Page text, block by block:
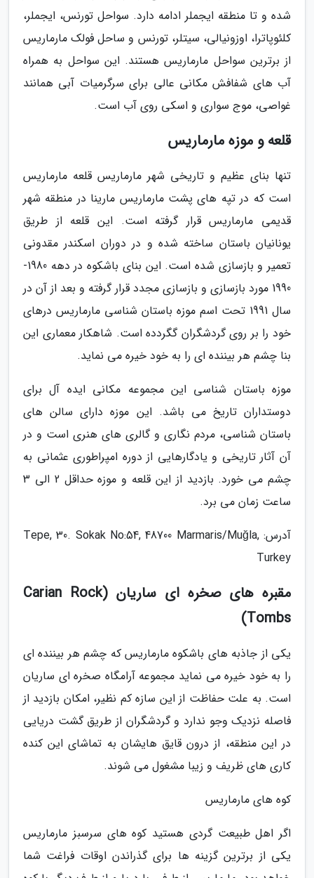
شده و تا منطقه ایجملر ادامه دارد. سواحل تورنس، ایجملر،
کلئوپاترا، اوزونیالی، سیتلر، تورنس و ساحل فولک مارماریس
از برترین سواحل مارماریس هستند. این سواحل به همراه
آب های شفافش مکانی عالی برای سرگرمیات آبی همانند
غواصی، موج سواری و اسکی روی آب است.
قلعه و موزه مارماریس
تنها بنای عظیم و تاریخی شهر مارماریس قلعه مارماریس
است که در تپه های پشت مارماریس مارینا در منطقه شهر
قدیمی مارماریس قرار گرفته است. این قلعه از طریق
یونانیان باستان ساخته شده و در دوران اسکندر مقدونی
تعمیر و بازسازی شده است. این بنای باشکوه در دهه 1980-
1990 مورد بازسازی و بازسازی مجدد قرار گرفته و بعد از آن در
سال 1991 تحت اسم موزه باستان شناسی مارماریس درهای
خود را بر روی گردشگران گگردده است. شاهکار معماری این
بنا چشم هر بیننده ای را به خود خیره می نماید.
موزه باستان شناسی این مجموعه مکانی ایده آل برای
دوستداران تاریخ می باشد. این موزه دارای سالن های
باستان شناسی، مردم نگاری و گالری های هنری است و در
آن آثار تاریخی و یادگارهایی از دوره امپراطوری عثمانی به
چشم می خورد. بازدید از این قلعه و موزه حداقل 2 الی 3
ساعت زمان می برد.
آدرس: Tepe, 30. Sokak No:54, 48700 Marmaris/Muğla,
Turkey
مقبره های صخره ای ساریان (Carian Rock
Tombs)
یکی از جاذبه های باشکوه مارماریس که چشم هر بیننده ای
را به خود خیره می نماید مجموعه آرامگاه صخره ای ساریان
است. به علت حفاظت از این سازه کم نظیر، امکان بازدید از
فاصله نزدیک وجو ندارد و گردشگران از طریق گشت دریایی
در این منطقه، از درون قایق هایشان به تماشای این کنده
کاری های ظریف و زیبا مشغول می شوند.
کوه های مارماریس
اگر اهل طبیعت گردی هستید کوه های سرسبز مارماریس
یکی از برترین گزینه ها برای گذراندن اوقات فراغت شما